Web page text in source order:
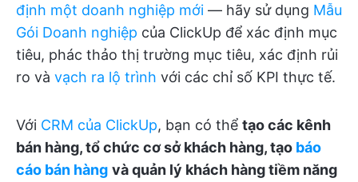
định một doanh nghiệp mới — hãy sử dụng Mẫu
Gói Doanh nghiệp của ClickUp để xác định mục
tiêu, phác thảo thị trường mục tiêu, xác định rủi
ro và vạch ra lộ trình với các chỉ số KPI thực tế.
Với CRM của ClickUp, bạn có thể tạo các kênh
bán hàng, tổ chức cơ sở khách hàng, tạo báo
cáo bán hàng và quản lý khách hàng tiềm năng